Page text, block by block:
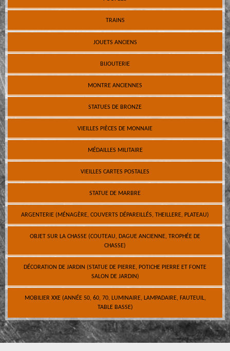
TRAINS
JOUETS ANCIENS
BIJOUTERIE
MONTRE ANCIENNES
STATUES DE BRONZE
VIEILLES PIÈCES DE MONNAIE
MÉDAILLES MILITAIRE
VIEILLES CARTES POSTALES
STATUE DE MARBRE
ARGENTERIE (MÉNAGÈRE, COUVERTS DÉPAREILLÉS, THEILLERE, PLATEAU)
OBJET SUR LA CHASSE (COUTEAU, DAGUE ANCIENNE, TROPHÉE DE
CHASSE)
DÉCORATION DE JARDIN (STATUE DE PIERRE, POTICHE PIERRE ET FONTE
SALON DE JARDIN)
MOBILIER XXE (ANNÉE 50, 60, 70, LUMINAIRE, LAMPADAIRE, FAUTEUIL,
TABLE BASSE)